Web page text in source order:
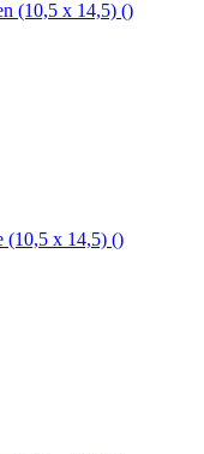
(10,5 х 14,5) ()
(10,5 х 14,5) ()